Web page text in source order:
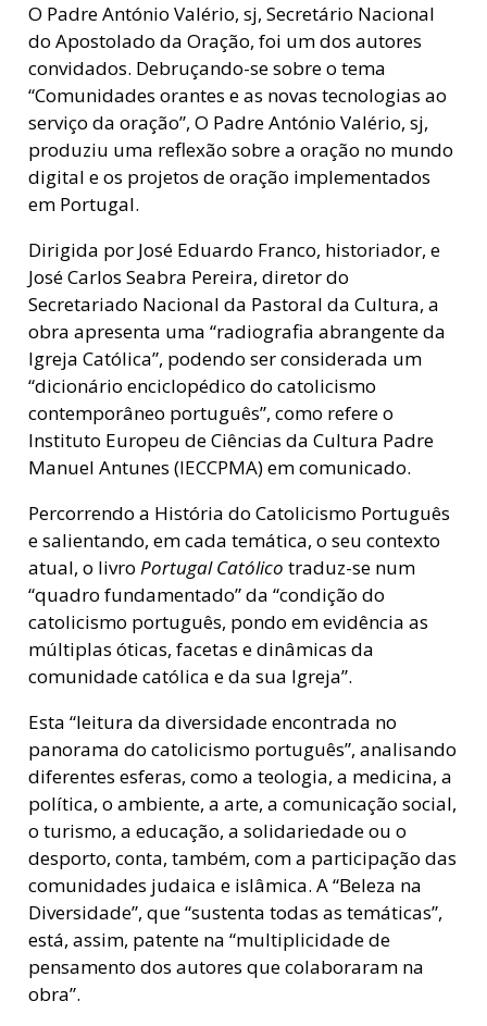
O Padre António Valério, sj, Secretário Nacional
do Apostolado da Oração, foi um dos autores
convidados. Debruçando-se sobre o tema
“Comunidades orantes e as novas tecnologias ao
serviço da oração”, O Padre António Valério, sj,
produziu uma reflexão sobre a oração no mundo
digital e os projetos de oração implementados
em Portugal.
Dirigida por José Eduardo Franco, historiador, e
José Carlos Seabra Pereira, diretor do
Secretariado Nacional da Pastoral da Cultura, a
obra apresenta uma “radiografia abrangente da
Igreja Católica”, podendo ser considerada um
“dicionário enciclopédico do catolicismo
contemporâneo português”, como refere o
Instituto Europeu de Ciências da Cultura Padre
Manuel Antunes (IECCPMA) em comunicado.
Percorrendo a História do Catolicismo Português
e salientando, em cada temática, o seu contexto
atual, o livro Portugal Católico traduz-se num
“quadro fundamentado” da “condição do
catolicismo português, pondo em evidência as
múltiplas óticas, facetas e dinâmicas da
comunidade católica e da sua Igreja”.
Esta “leitura da diversidade encontrada no
panorama do catolicismo português”, analisando
diferentes esferas, como a teologia, a medicina, a
política, o ambiente, a arte, a comunicação social,
o turismo, a educação, a solidariedade ou o
desporto, conta, também, com a participação das
comunidades judaica e islâmica. A “Beleza na
Diversidade”, que “sustenta todas as temáticas”,
está, assim, patente na “multiplicidade de
pensamento dos autores que colaboraram na
obra”.